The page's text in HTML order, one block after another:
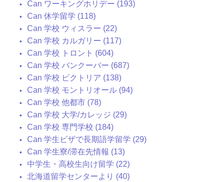
Can ワーキングホリデー (193)
Can 休学留学 (118)
Can 学校 ウィスラー (22)
Can 学校 カルガリー (117)
Can 学校 トロント (604)
Can 学校 バンクーバー (687)
Can 学校 ビクトリア (138)
Can 学校 モントリオール (94)
Can 学校 他都市 (78)
Can 学校 大学/カレッジ (29)
Can 学校 専門学校 (184)
Can 学生ビザで長期語学留学 (29)
Can 学生寮/滞在先情報 (13)
中学生・高校生向け留学 (22)
北海道留学センターより (40)